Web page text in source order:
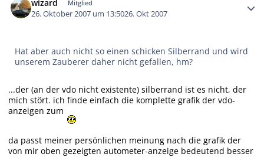
wizard Mitglied
26. Oktober 2007 um 13:5026. Okt 2007
Hat aber auch nicht so einen schicken Silberrand und wird
unserem Zauberer daher nicht gefallen, hm?
...der (an der vdo nicht existente) silberrand ist es nicht, der
mich stört. ich finde einfach die komplette grafik der vdo-
anzeigen zum
da passt meiner persönlichen meinung nach die grafik der
von mir oben gezeigten autometer-anzeige bedeutend besser